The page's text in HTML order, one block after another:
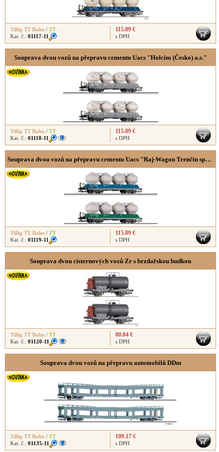
Tillig TT Bahn / TT
Kat. č.: 01117-11
115.89 €
s DPH
Souprava dvou vozů na přepravu cementu Uacs "Holcim (Česko) a.s."
Tillig TT Bahn / TT
Kat. č.: 01118-11
115.89 €
s DPH
Souprava dvou vozů na přepravu cementu Uacs "Raj-Wagon Trenčin spol. s.r.o."
Tillig TT Bahn / TT
Kat. č.: 01119-11
115.89 €
s DPH
Souprava dvou cisternových vozů Zr s brzdařskou budkou
Tillig TT Bahn / TT
Kat. č.: 01120-11
80.04 €
s DPH
Souprava dvou vozů na přepravu automobilů DDm
Tillig TT Bahn / TT
Kat. č.: 01135-11
109.17 €
s DPH